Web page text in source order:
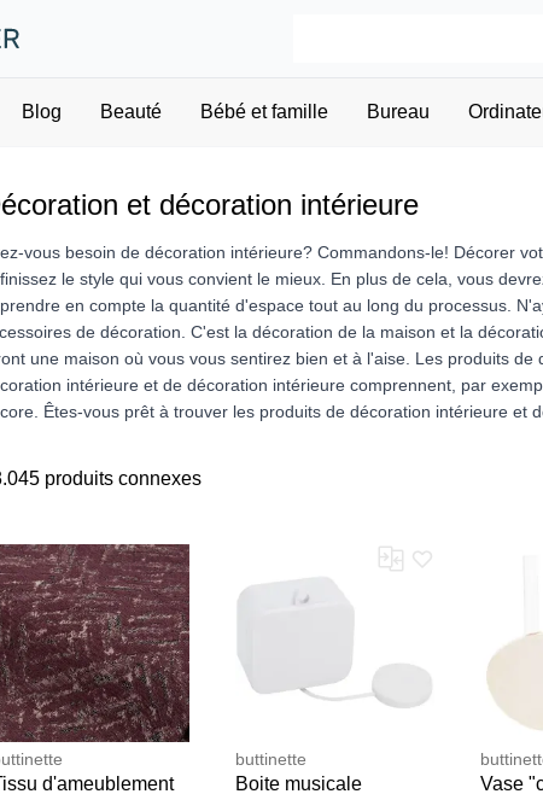
Blog Beauté Bébé et famille Bureau
et décoration intérieure
vous besoin de décoration intérieure? Commandons-le! Décorer
le style qui vous convient le mieux. En plus de cela, vous
en compte la quantité d'espace tout au long du processus.
de décoration. C'est la décoration de la maison et la
une maison où vous vous sentirez bien et à l'aise. Les produits
intérieure et de décoration intérieure comprennent, par
Êtes-vous prêt à trouver les produits de décoration intérieure et
produits connexes
d'ameublement
buttinette
Boite musicale
Vase